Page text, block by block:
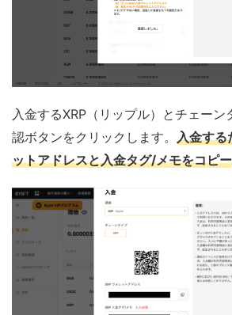
入金するXRP（リップル）とチェーン
認ボタンをクリックします。 入金する
ットアドレスと入金タグ/メモをコピー